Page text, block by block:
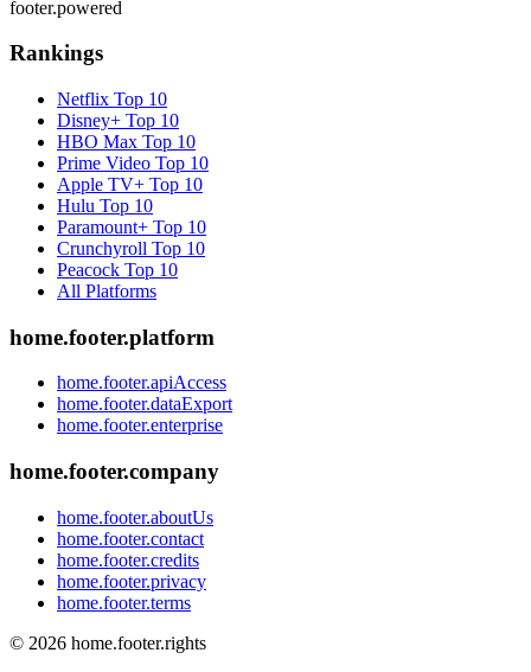
footer.powered
Rankings
Netflix Top 10
Disney+ Top 10
HBO Max Top 10
Prime Video Top 10
Apple TV+ Top 10
Hulu Top 10
Paramount+ Top 10
Crunchyroll Top 10
Peacock Top 10
All Platforms
home.footer.platform
home.footer.apiAccess
home.footer.dataExport
home.footer.enterprise
home.footer.company
home.footer.aboutUs
home.footer.contact
home.footer.credits
home.footer.privacy
home.footer.terms
© 2026 home.footer.rights